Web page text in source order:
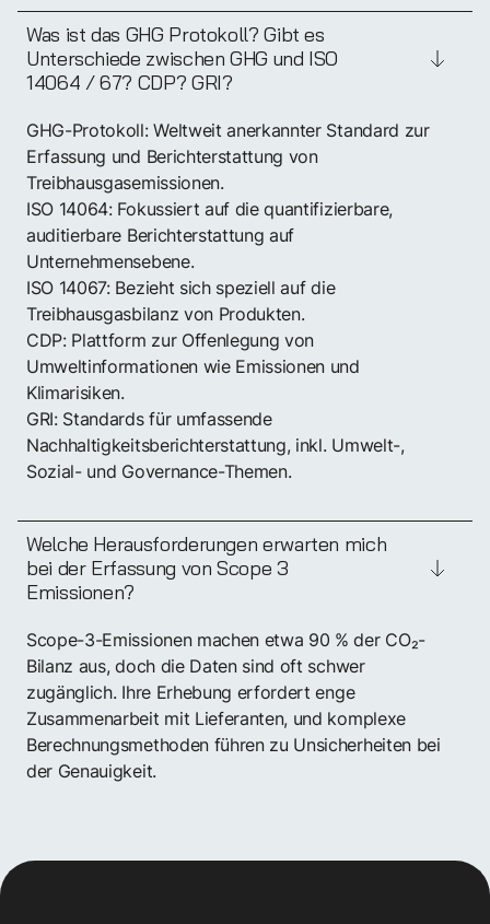
Was ist das GHG Protokoll? Gibt es
Unterschiede zwischen GHG und ISO
14064 / 67? CDP? GRI?
GHG-Protokoll: Weltweit anerkannter Standard zur
Erfassung und Berichterstattung von
Treibhausgasemissionen.
ISO 14064: Fokussiert auf die quantifizierbare,
auditierbare Berichterstattung auf
Unternehmensebene.
ISO 14067: Bezieht sich speziell auf die
Treibhausgasbilanz von Produkten.
CDP: Plattform zur Offenlegung von
Umweltinformationen wie Emissionen und
Klimarisiken.
GRI: Standards für umfassende
Nachhaltigkeitsberichterstattung, inkl. Umwelt-,
Sozial- und Governance-Themen.
Welche Herausforderungen erwarten mich
bei der Erfassung von Scope 3
Emissionen?
Scope-3-Emissionen machen etwa 90 % der CO₂-
Bilanz aus, doch die Daten sind oft schwer
zugänglich. Ihre Erhebung erfordert enge
Zusammenarbeit mit Lieferanten, und komplexe
Berechnungsmethoden führen zu Unsicherheiten bei
der Genauigkeit.